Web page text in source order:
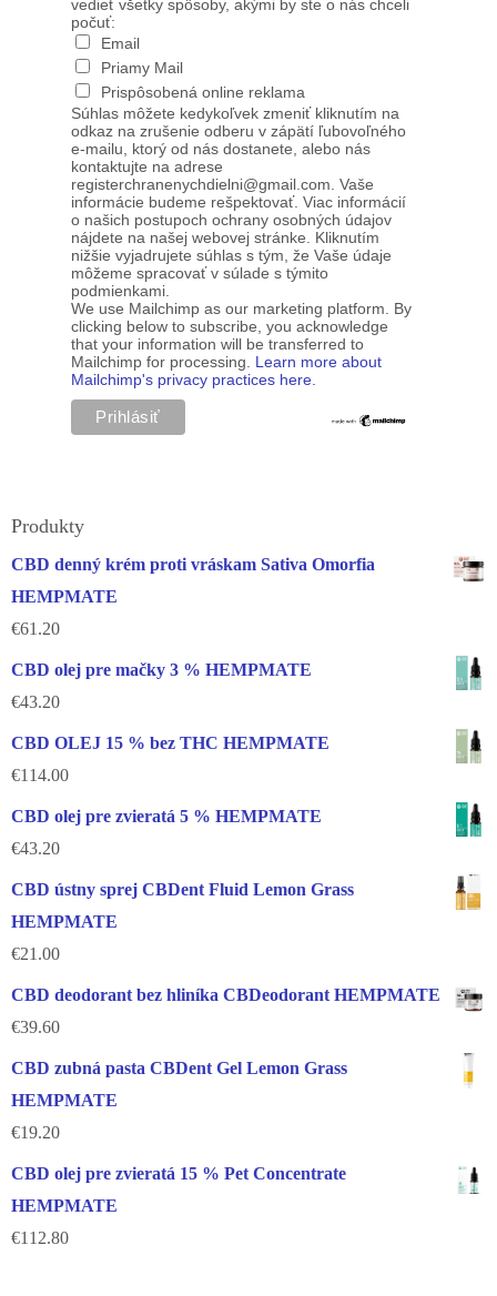
vedieť všetky spôsoby, akými by ste o nás chceli
počuť:
Email
Priamy Mail
Prispôsobená online reklama
Súhlas môžete kedykoľvek zmeniť kliknutím na
odkaz na zrušenie odberu v zápätí ľubovoľného
e-mailu, ktorý od nás dostanete, alebo nás
kontaktujte na adrese
registerchranenychdielni@gmail.com. Vaše
informácie budeme rešpektovať. Viac informácií
o našich postupoch ochrany osobných údajov
nájdete na našej webovej stránke. Kliknutím
nižšie vyjadrujete súhlas s tým, že Vaše údaje
môžeme spracovať v súlade s týmito
podmienkami.
We use Mailchimp as our marketing platform. By
clicking below to subscribe, you acknowledge
that your information will be transferred to
Mailchimp for processing. Learn more about
Mailchimp's privacy practices here.
Produkty
CBD denný krém proti vráskam Sativa Omorfia
HEMPMATE
€61.20
CBD olej pre mačky 3 % HEMPMATE
€43.20
CBD OLEJ 15 % bez THC HEMPMATE
€114.00
CBD olej pre zvieratá 5 % HEMPMATE
€43.20
CBD ústny sprej CBDent Fluid Lemon Grass
HEMPMATE
€21.00
CBD deodorant bez hliníka CBDeodorant HEMPMATE
€39.60
CBD zubná pasta CBDent Gel Lemon Grass
HEMPMATE
€19.20
CBD olej pre zvieratá 15 % Pet Concentrate
HEMPMATE
€112.80